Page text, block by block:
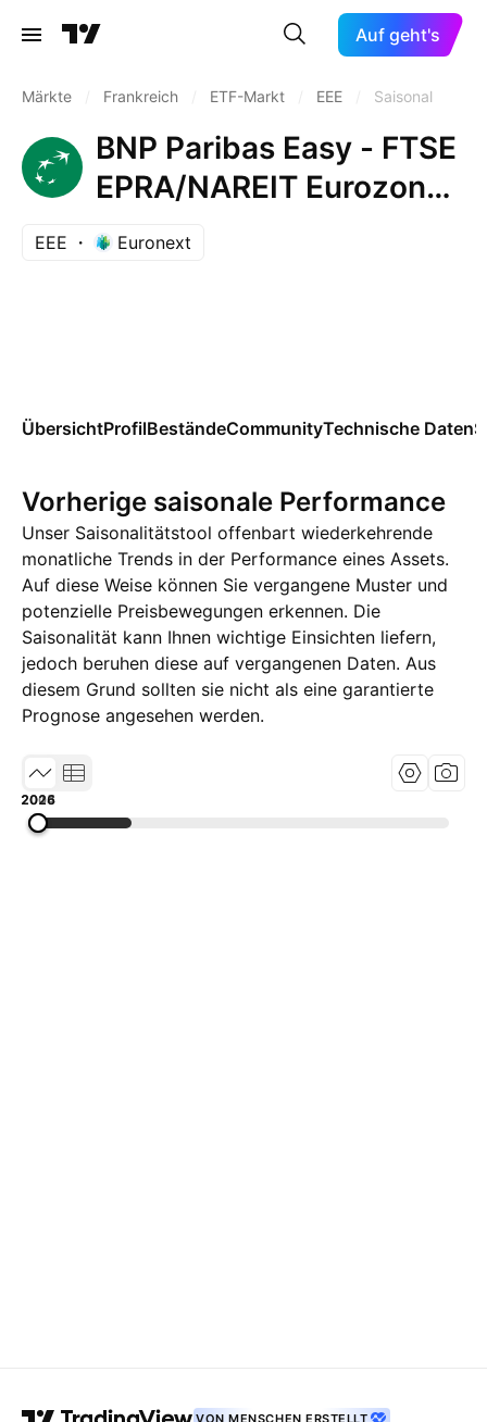
Auf geht's
Märkte Frankreich ETF-Markt EEE Saisonal
BNP Paribas Easy - FTSE
EPRA/NAREIT Eurozone
Capped
EEE Euronext
ÜbersichtProfilBeständeCommunityTechnische Daten
Vorherige saisonale Performance
Unser Saisonalitätstool offenbart wiederkehrende
monatliche Trends in der Performance eines Assets.
Auf diese Weise können Sie vergangene Muster und
potenzielle Preisbewegungen erkennen. Die
Saisonalität kann Ihnen wichtige Einsichten liefern,
jedoch beruhen diese auf vergangenen Daten. Aus
diesem Grund sollten sie nicht als eine garantierte
Prognose angesehen werden.
2004
2015
2026
VON MENSCHEN ERSTELLT